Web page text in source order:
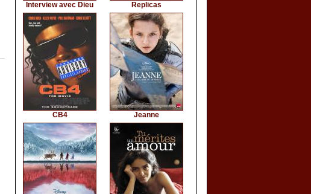
Interview avec Dieu Replicas
CB4 Jeanne